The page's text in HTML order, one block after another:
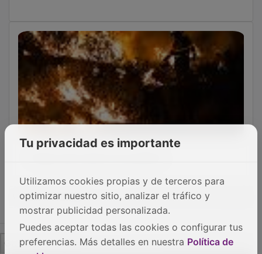
OTRAS NOTICIAS
GUADA TV MEDIA
Tu privacidad es importante
Utilizamos cookies propias y de terceros para
optimizar nuestro sitio, analizar el tráfico y
mostrar publicidad personalizada.
Puedes aceptar todas las cookies o configurar tus
preferencias. Más detalles en nuestra Política de